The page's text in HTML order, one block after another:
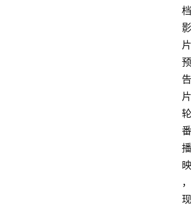
档
影
片
预
告
片
轮
番
播
映
，
现